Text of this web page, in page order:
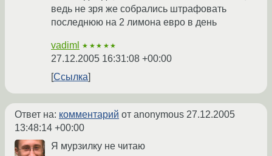
ведь не зря же собрались штрафовать
последнюю на 2 лимона евро в день
vadiml ★★★★★
27.12.2005 16:31:08 +00:00
Ссылка
Ответ на: комментарий от anonymous 27.12.2005
13:48:14 +00:00
Я мурзилку не читаю